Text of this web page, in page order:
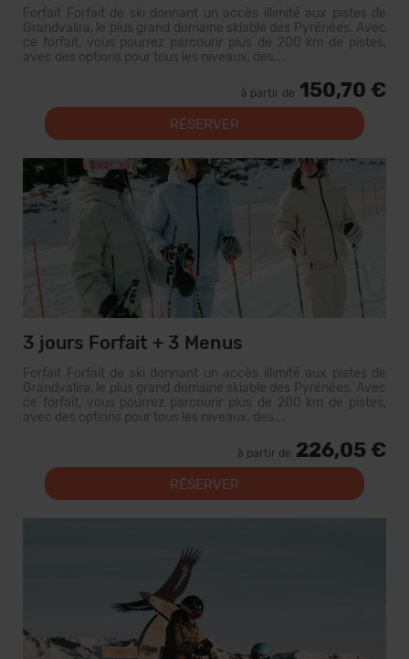
Forfait Forfait de ski donnant un accès illimité aux pistes de
Grandvalira, le plus grand domaine skiable des Pyrénées. Avec
ce forfait, vous pourrez parcourir plus de 200 km de pistes,
avec des options pour tous les niveaux, des...
à partir de 150,70 €
RÉSERVER
3 jours Forfait + 3 Menus
Forfait Forfait de ski donnant un accès illimité aux pistes de
Grandvalira, le plus grand domaine skiable des Pyrénées. Avec
ce forfait, vous pourrez parcourir plus de 200 km de pistes,
avec des options pour tous les niveaux, des...
à partir de 226,05 €
RÉSERVER